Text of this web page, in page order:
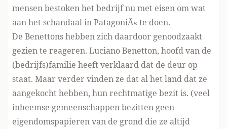
mensen bestoken het bedrijf nu met eisen om wat
aan het schandaal in PatagoniÃ« te doen.
De Benettons hebben zich daardoor genoodzaakt
gezien te reageren. Luciano Benetton, hoofd van de
(bedrijfs)familie heeft verklaard dat de deur op
staat. Maar verder vinden ze dat al het land dat ze
aangekocht hebben, hun rechtmatige bezit is. (veel
inheemse gemeenschappen bezitten geen
eigendomspapieren van de grond die ze altijd